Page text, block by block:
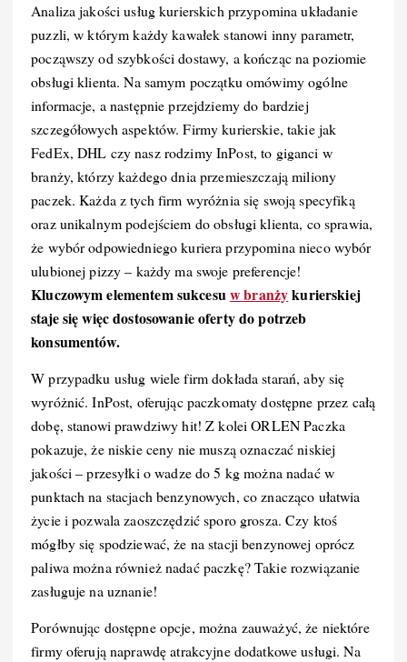
c
e
b
o
o
k
er
e
st
m
bl
r
d
di
t
k
e
d
I
n
p
y
Li
n
k
Analiza jakości usług kurierskich przypomina układanie
puzzli, w którym każdy kawałek stanowi inny parametr,
począwszy od szybkości dostawy, a kończąc na poziomie
obsługi klienta. Na samym początku omówimy ogólne
informacje, a następnie przejdziemy do bardziej
szczegółowych aspektów. Firmy kurierskie, takie jak
FedEx, DHL czy nasz rodzimy InPost, to giganci w
branży, którzy każdego dnia przemieszczają miliony
paczek. Każda z tych firm wyróżnia się swoją specyfiką
oraz unikalnym podejściem do obsługi klienta, co sprawia,
że wybór odpowiedniego kuriera przypomina nieco wybór
ulubionej pizzy – każdy ma swoje preferencje!
Kluczowym elementem sukcesuw branżykurierskiej
staje się więc dostosowanie oferty do potrzeb
konsumentów.
W przypadku usług wiele firm dokłada starań, aby się
wyróżnić. InPost, oferując paczkomaty dostępne przez całą
dobę, stanowi prawdziwy hit! Z kolei ORLEN Paczka
pokazuje, że niskie ceny nie muszą oznaczać niskiej
jakości – przesyłki o wadze do 5 kg można nadać w
punktach na stacjach benzynowych, co znacząco ułatwia
życie i pozwala zaoszczędzić sporo grosza. Czy ktoś
mógłby się spodziewać, że na stacji benzynowej oprócz
paliwa można również nadać paczkę? Takie rozwiązanie
zasługuje na uznanie!
Porównując dostępne opcje, można zauważyć, że niektóre
firmy oferują naprawdę atrakcyjne dodatkowe usługi. Na